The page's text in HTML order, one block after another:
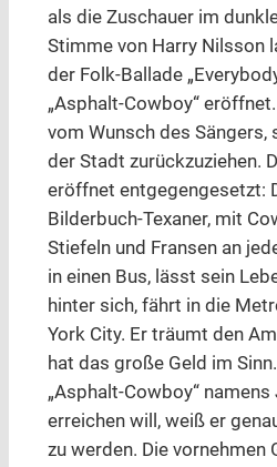
als die Zuschauer im
Stimme von Harry Nilsson
der Folk-Ballade
„Asphalt-Cowboy“
vom Wunsch des Sängers,
der Stadt zurückzuziehen.
eröffnet entgegengesetzt:
Bilderbuch-Texaner, mit
Stiefeln und Fransen an
in einen Bus, lässt sein
hinter sich, fährt in die
York City. Er träumt den
hat das große Geld im
„Asphalt-Cowboy“ namens
erreichen will, weiß er
zu werden. Die vornehmen